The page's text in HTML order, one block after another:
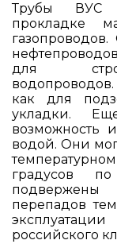
Трубы ВУС
прокладке
для
как для
укладки.
возможность
водой. Они
градусов
перепадов
российского